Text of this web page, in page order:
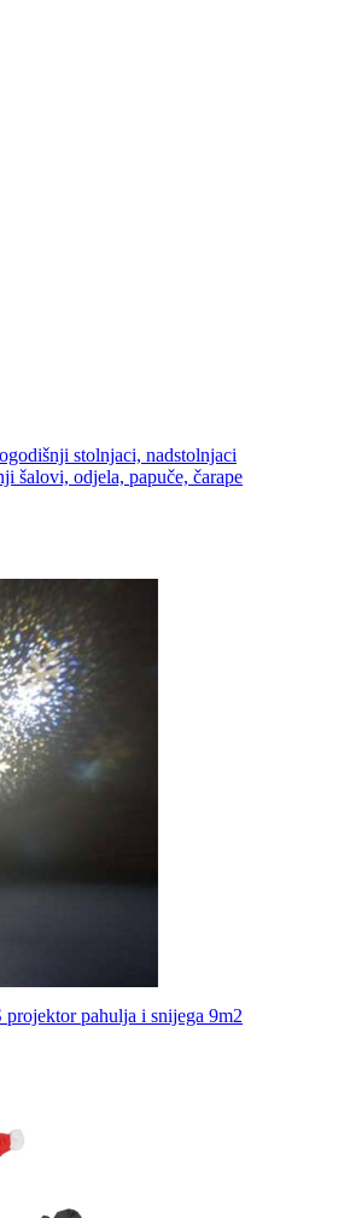
stolnjaci, nadstolnjaci
šalovi, odjela, papuče, čarape
pahulja i snijega 9m2